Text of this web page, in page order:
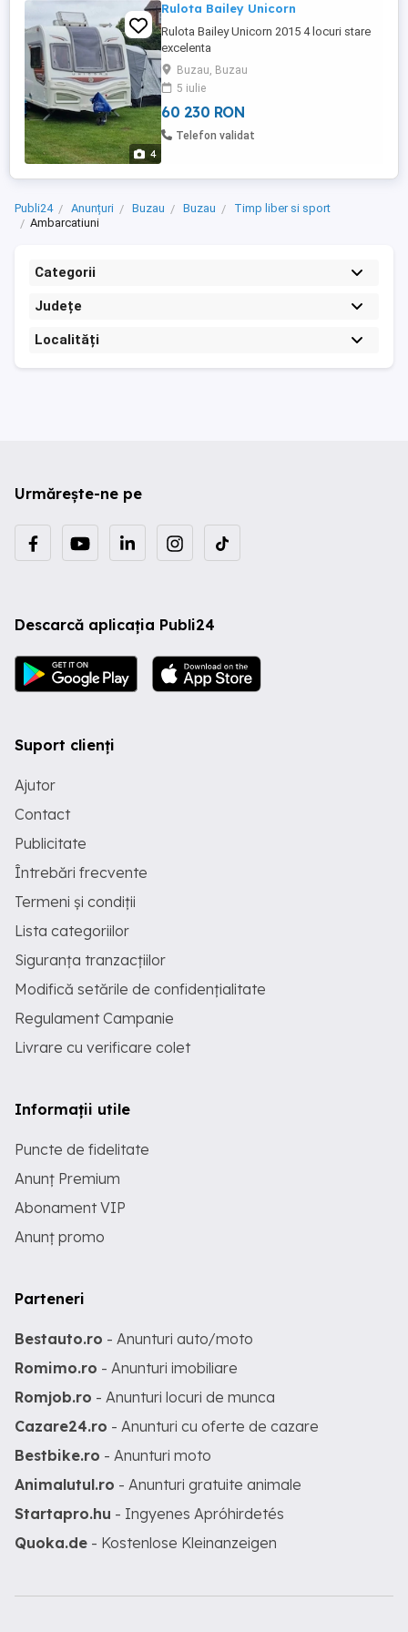
4
Rulota Bailey Unicorn
Rulota Bailey Unicorn 2015 4 locuri stare
excelenta
Buzau, Buzau
5 iulie
60 230 RON
Telefon validat
Publi24 Anunțuri Buzau Buzau
Timp liber si sport
Ambarcatiuni
Categorii
Județe
Localități
Urmărește-ne pe
Descarcă aplicația Publi24
Suport clienți
Ajutor
Contact
Publicitate
Întrebări frecvente
Termeni și condiții
Lista categoriilor
Siguranța tranzacțiilor
Modifică setările de confidențialitate
Regulament Campanie
Livrare cu verificare colet
Informații utile
Puncte de fidelitate
Anunț Premium
Abonament VIP
Anunț promo
Parteneri
Bestauto.ro - Anunturi auto/moto
Romimo.ro - Anunturi imobiliare
Romjob.ro - Anunturi locuri de munca
Cazare24.ro - Anunturi cu oferte de cazare
Bestbike.ro - Anunturi moto
Animalutul.ro - Anunturi gratuite animale
Startapro.hu - Ingyenes Apróhirdetés
Quoka.de - Kostenlose Kleinanzeigen